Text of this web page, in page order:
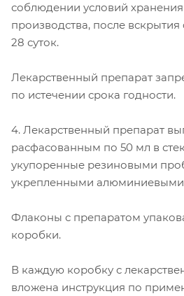
соблюдении условий
производства, после
28 суток.
Лекарственный препарат
по истечении срока годности.
4. Лекарственный препарат
расфасованным по 50 мл в
укупоренные резиновыми
укрепленными
Флаконы с препаратом
коробки.
В каждую коробку с
вложена инструкция по